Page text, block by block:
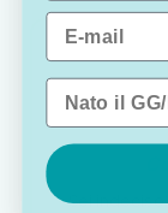
Sei
Email
Data di